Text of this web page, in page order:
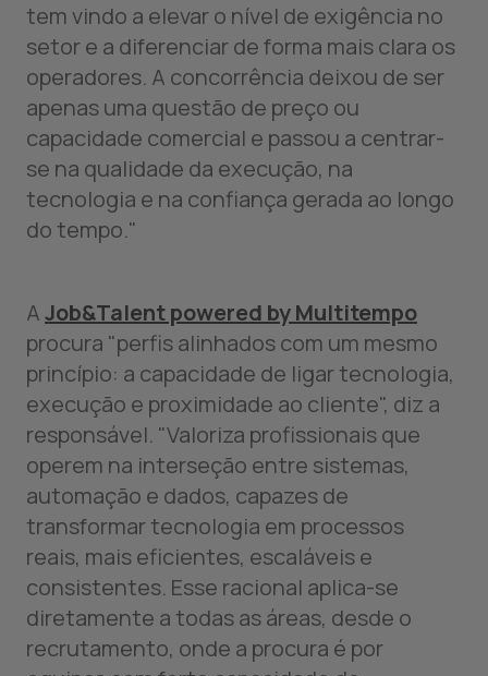
tem vindo a elevar o nível de exigência no
setor e a diferenciar de forma mais clara os
operadores. A concorrência deixou de ser
apenas uma questão de preço ou
capacidade comercial e passou a centrar-
se na qualidade da execução, na
tecnologia e na confiança gerada ao longo
do tempo."
AJob&Talent powered by Multitempo
procura "perfis alinhados com um mesmo
princípio: a capacidade de ligar tecnologia,
execução e proximidade ao cliente", diz a
responsável. "Valoriza profissionais que
operem na interseção entre sistemas,
automação e dados, capazes de
transformar tecnologia em processos
reais, mais eficientes, escaláveis e
consistentes. Esse racional aplica-se
diretamente a todas as áreas, desde o
recrutamento, onde a procura é por